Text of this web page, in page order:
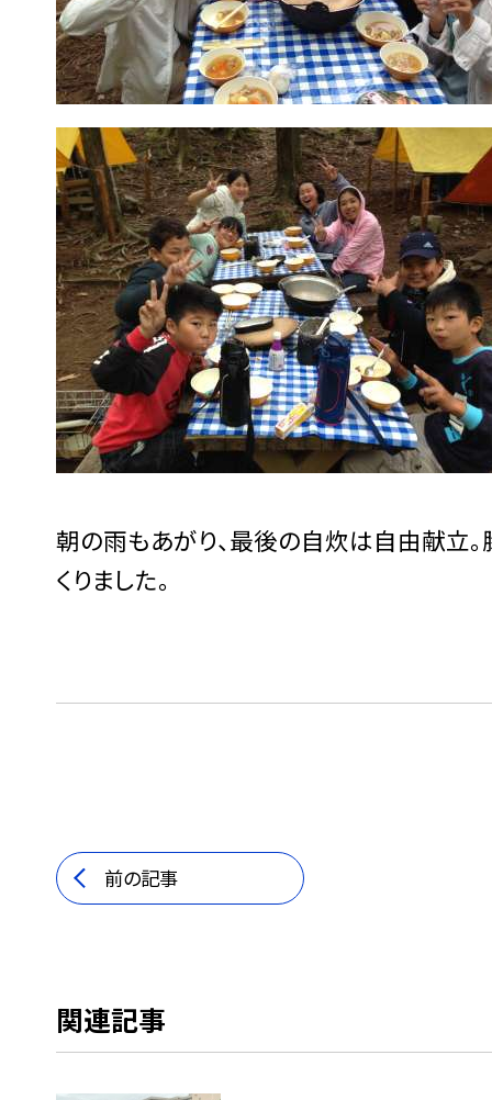
朝の雨もあがり、最後の自炊は自由献立。
くりました。
前の記事
関連記事